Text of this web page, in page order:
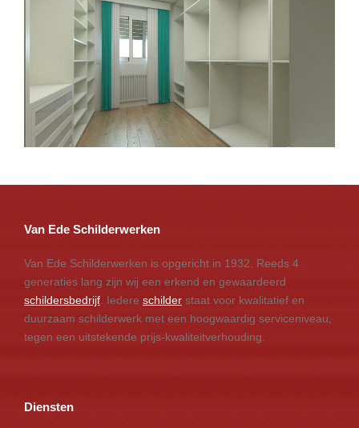
Van Ede Schilderwerken
Van Ede Schilderwerken is opgericht in 1932. Reeds 4
generaties lang zijn wij een erkend en gewaardeerd
schildersbedrijf. Iedereschilderstaat voor kwalitatief en
duurzaam schilderwerk met een hoogwaardig serviceniveau,
tegen een uitstekende prijs-kwaliteitverhouding.
Diensten